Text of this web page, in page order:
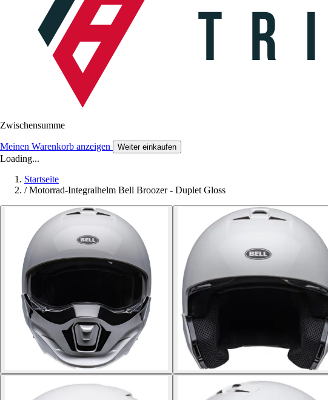
Zwischensumme
Meinen Warenkorb anzeigen Weiter einkaufen
Loading...
Startseite
/ Motorrad-Integralhelm Bell Broozer - Duplet Gloss